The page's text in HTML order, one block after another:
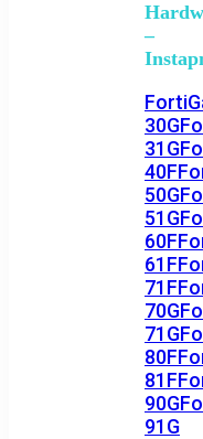
–
30G
31G
40F
50G
51G
60F
61F
71F
70G
71G
80F
81F
90G
91G